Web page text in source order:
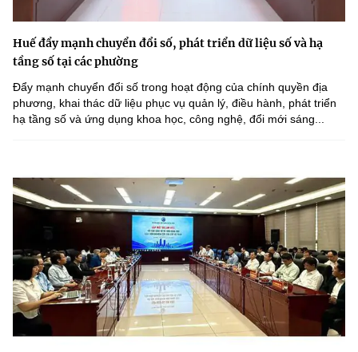
Huế đẩy mạnh chuyển đổi số, phát triển dữ liệu số và hạ
tầng số tại các phường
Đẩy mạnh chuyển đổi số trong hoạt động của chính quyền địa
phương, khai thác dữ liệu phục vụ quản lý, điều hành, phát triển
hạ tầng số và ứng dụng khoa học, công nghệ, đổi mới sáng...